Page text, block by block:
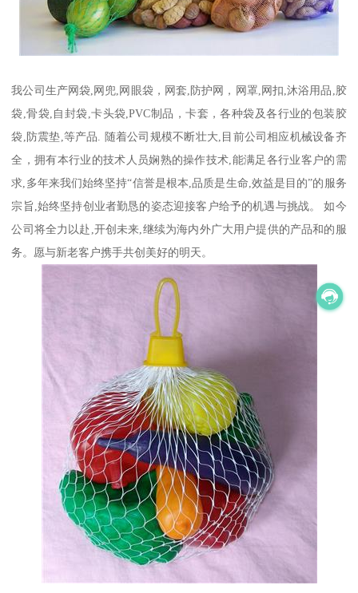
我公司生产网袋,网兜,网眼袋，网套,防护网，网罩,网扣,沐浴用品,胶
袋,骨袋,自封袋,卡头袋,PVC制品，卡套，各种袋及各行业的包装胶
袋,防震垫,等产品. 随着公司规模不断壮大,目前公司相应机械设备齐
全，拥有本行业的技术人员娴熟的操作技术,能满足各行业客户的需
求,多年来我们始终坚持“信誉是根本,品质是生命,效益是目的”的服务
宗旨,始终坚持创业者勤恳的姿态迎接客户给予的机遇与挑战。 如今
公司将全力以赴,开创未来,继续为海内外广大用户提供的产品和的服
务。愿与新老客户携手共创美好的明天。